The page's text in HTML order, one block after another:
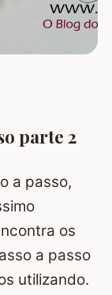
parte 2
a passo,
os
a passo
utilizando.